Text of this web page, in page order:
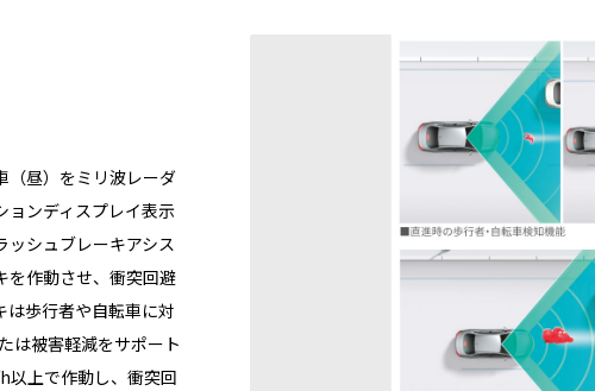
（昼）をミリ波レーダ
ョンディスプレイ表示
ッシュブレーキアシス
を作動させ、衝突回避
は歩行者や自転車に対
は被害軽減をサポート
以上で作動し、衝突回